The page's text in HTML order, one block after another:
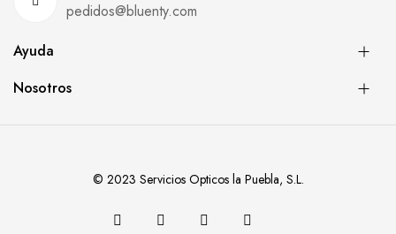
pedidos@bluenty.com
Ayuda
Nosotros
© 2023 Servicios Opticos la Puebla, S.L.